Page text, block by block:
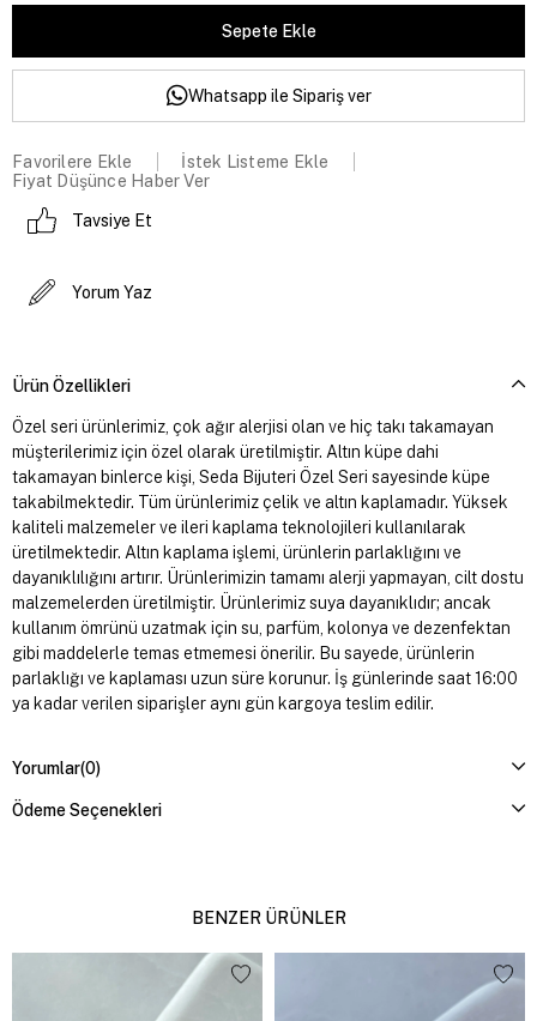
Whatsapp ile Sipariş ver
Favorilere Ekle
İstek Listeme Ekle
Fiyat Düşünce Haber Ver
Tavsiye Et
Yorum Yaz
Ürün Özellikleri
Özel seri ürünlerimiz, çok ağır alerjisi olan ve hiç takı takamayan
müşterilerimiz için özel olarak üretilmiştir. Altın küpe dahi
takamayan binlerce kişi, Seda Bijuteri Özel Seri sayesinde küpe
takabilmektedir. Tüm ürünlerimiz çelik ve altın kaplamadır. Yüksek
kaliteli malzemeler ve ileri kaplama teknolojileri kullanılarak
üretilmektedir. Altın kaplama işlemi, ürünlerin parlaklığını ve
dayanıklılığını artırır. Ürünlerimizin tamamı alerji yapmayan, cilt dostu
malzemelerden üretilmiştir. Ürünlerimiz suya dayanıklıdır; ancak
kullanım ömrünü uzatmak için su, parfüm, kolonya ve dezenfektan
gibi maddelerle temas etmemesi önerilir. Bu sayede, ürünlerin
parlaklığı ve kaplaması uzun süre korunur. İş günlerinde saat 16:00
ya kadar verilen siparişler aynı gün kargoya teslim edilir.
Yorumlar(0)
Ödeme Seçenekleri
BENZER ÜRÜNLER